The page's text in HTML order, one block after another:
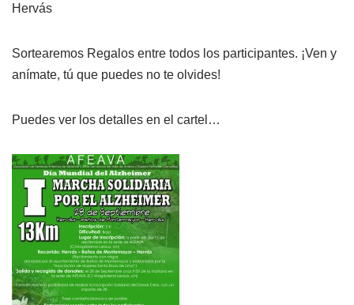
Hervás
Sortearemos Regalos entre todos los participantes. ¡Ven y
anímate, tú que puedes no te olvides!
Puedes ver los detalles en el cartel…